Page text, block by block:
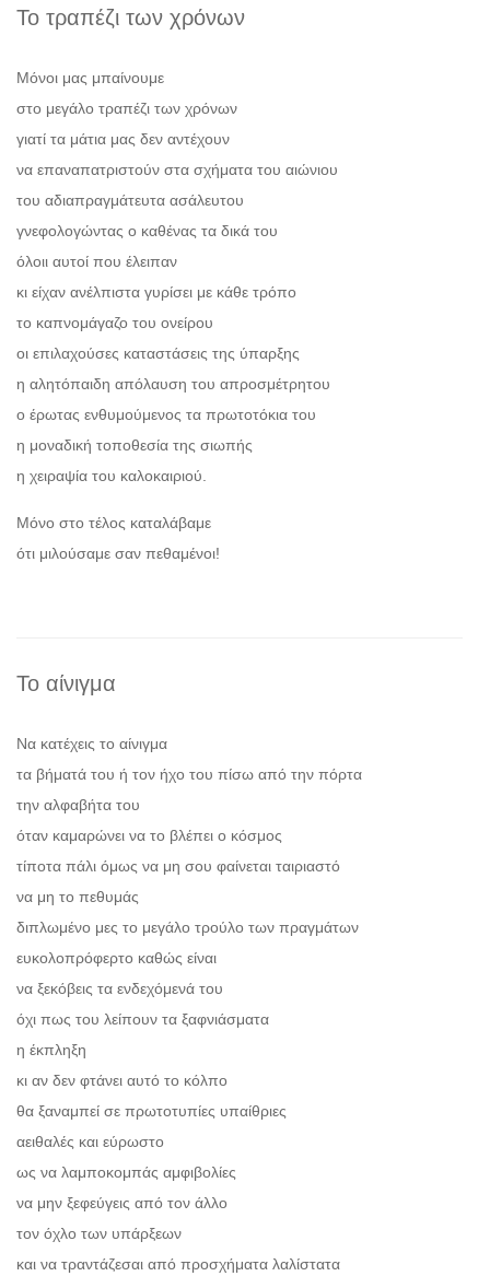
Το τραπέζι των χρόνων
Μόνοι μας μπαίνουμε
στο μεγάλο τραπέζι των χρόνων
γιατί τα μάτια μας δεν αντέχουν
να επαναπατριστούν στα σχήματα του αιώνιου
του αδιαπραγμάτευτα ασάλευτου
γνεφολογώντας ο καθένας τα δικά του
όλοιι αυτοί που έλειπαν
κι είχαν ανέλπιστα γυρίσει με κάθε τρόπο
το καπνομάγαζο του ονείρου
οι επιλαχούσες καταστάσεις της ύπαρξης
η αλητόπαιδη απόλαυση του απροσμέτρητου
ο έρωτας ενθυμούμενος τα πρωτοτόκια του
η μοναδική τοποθεσία της σιωπής
η χειραψία του καλοκαιριού.
Μόνο στο τέλος καταλάβαμε
ότι μιλούσαμε σαν πεθαμένοι!
Το αίνιγμα
Να κατέχεις το αίνιγμα
τα βήματά του ή τον ήχο του πίσω από την πόρτα
την αλφαβήτα του
όταν καμαρώνει να το βλέπει ο κόσμος
τίποτα πάλι όμως να μη σου φαίνεται ταιριαστό
να μη το πεθυμάς
διπλωμένο μες το μεγάλο τρούλο των πραγμάτων
ευκολοπρόφερτο καθώς είναι
να ξεκόβεις τα ενδεχόμενά του
όχι πως του λείπουν τα ξαφνιάσματα
η έκπληξη
κι αν δεν φτάνει αυτό το κόλπο
θα ξαναμπεί σε πρωτοτυπίες υπαίθριες
αειθαλές και εύρωστο
ως να λαμποκομπάς αμφιβολίες
να μην ξεφεύγεις από τον άλλο
τον όχλο των υπάρξεων
και να τραντάζεσαι από προσχήματα λαλίστατα